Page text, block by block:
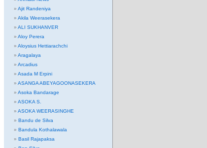
Ajit Randeniya
Akila Weerasekera
ALI SUKHANVER
Aloy Perera
Aloysius Hettiarachchi
Aragalaya
Arcadius
Asada M Erpini
ASANGA ABEYAGOONASEKERA
Asoka Bandarage
ASOKA S.
ASOKA WEERASINGHE
Bandu de Silva
Bandula Kothalawala
Basil Rajapaksa